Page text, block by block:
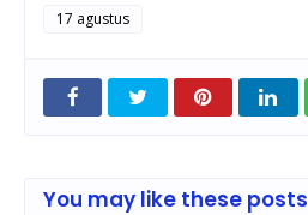
17 agustus
You may like these posts